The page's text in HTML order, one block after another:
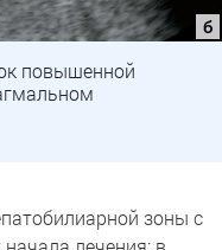
повышенной
зоны с